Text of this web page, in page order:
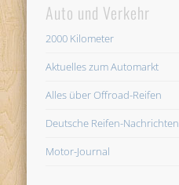
Auto und Verkehr
2000 Kilometer
Aktuelles zum Automarkt
Alles über Offroad-Reifen
Deutsche Reifen-Nachrichten
Motor-Journal